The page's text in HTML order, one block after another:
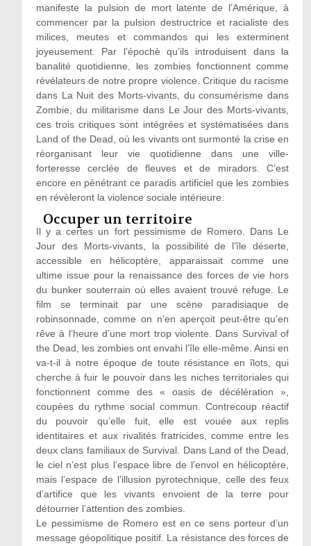
manifeste la pulsion de mort latente de l’Amérique, à
commencer par la pulsion destructrice et racialiste des
milices, meutes et commandos qui les exterminent
joyeusement. Par l’épochè qu’ils introduisent dans la
banalité quotidienne, les zombies fonctionnent comme
révélateurs de notre propre violence. Critique du racisme
dans La Nuit des Morts-vivants, du consumérisme dans
Zombie, du militarisme dans Le Jour des Morts-vivants,
ces trois critiques sont intégrées et systématisées dans
Land of the Dead, où les vivants ont surmonté la crise en
réorganisant leur vie quotidienne dans une ville-
forteresse cerclée de fleuves et de miradors. C’est
encore en pénétrant ce paradis artificiel que les zombies
en révèleront la violence sociale intérieure.
Occuper un territoire
Il y a certes un fort pessimisme de Romero. Dans Le
Jour des Morts-vivants, la possibilité de l’île déserte,
accessible en hélicoptère, apparaissait comme une
ultime issue pour la renaissance des forces de vie hors
du bunker souterrain où elles avaient trouvé refuge. Le
film se terminait par une scène paradisiaque de
robinsonnade, comme on n’en aperçoit peut-être qu’en
rêve à l’heure d’une mort trop violente. Dans Survival of
the Dead, les zombies ont envahi l’île elle-même. Ainsi en
va-t-il à notre époque de toute résistance en îlots, qui
cherche à fuir le pouvoir dans les niches territoriales qui
fonctionnent comme des « oasis de décélération »,
coupées du rythme social commun. Contrecoup réactif
du pouvoir qu’elle fuit, elle est vouée aux replis
identitaires et aux rivalités fratricides, comme entre les
deux clans familiaux de Survival. Dans Land of the Dead,
le ciel n’est plus l’espace libre de l’envol en hélicoptère,
mais l’espace de l’illusion pyrotechnique, celle des feux
d’artifice que les vivants envoient de la terre pour
détourner l’attention des zombies.
Le pessimisme de Romero est en ce sens porteur d’un
message géopolitique positif. La résistance des forces de